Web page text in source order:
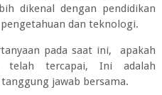
dikenal dengan pendidikan
dan teknologi.
pada saat ini, apakah
telah tercapai, Ini adalah
jawab bersama.